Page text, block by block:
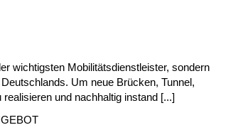
wichtigsten Mobilitätsdienstleister, sondern
Um neue Brücken, Tunnel,
und nachhaltig instand [...]